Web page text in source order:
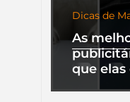
As
que
Dicas de